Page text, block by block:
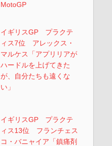
MotoGP
イギリスGP プラクテ
ィス7位 アレックス・
マルケス「アプリリアが
ハードルを上げてきた
が、自分たちも遠くな
い」
イギリスGP プラクテ
ィス13位 フランチェス
コ・バニャイア「鎮痛剤